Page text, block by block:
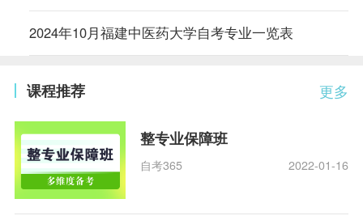
2024年10月福建中医药大学自考专业一览表
更多
课程推荐
整专业保障班
自考365 2022-01-16